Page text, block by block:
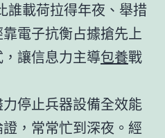
誰載荷拉得年夜、舉措
電子抗衡占據搶先上
讓信息力主導包養戰
停止兵器設備全效能
，常常忙到深夜。經